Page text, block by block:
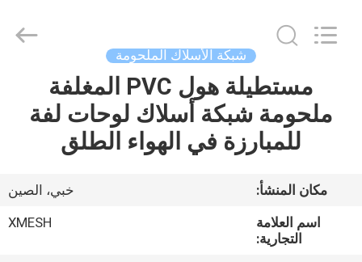
الصفحة
الرئيسية
معلومات
شبكة الأسلاك الملحومة
مستطيلة هول PVC المغلفة
ملحومة شبكة أسلاك لوحات لفة
للمبارزة في الهواء الطلق
مكان المنشأ:
خبي، الصين
اسم العلامة
التجارية:
XMESH